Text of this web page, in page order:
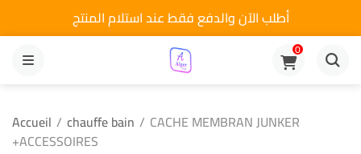
أطلب الآن والدفع فقط عند استلام المنتج
MENU
0
Accueil / chauffe bain / CACHE MEMBRAN JUNKER
+ACCESSOIRES